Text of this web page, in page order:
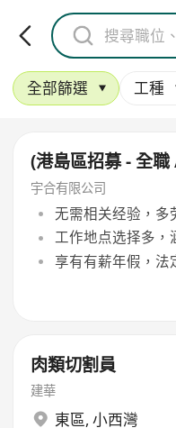
全部篩選 工種
(港島區招募 - 全
宇合有限公司
无需相关经验，多
工作地点选择多，
享有有薪年假，法
肉類切割員
建華
東區, 小西灣